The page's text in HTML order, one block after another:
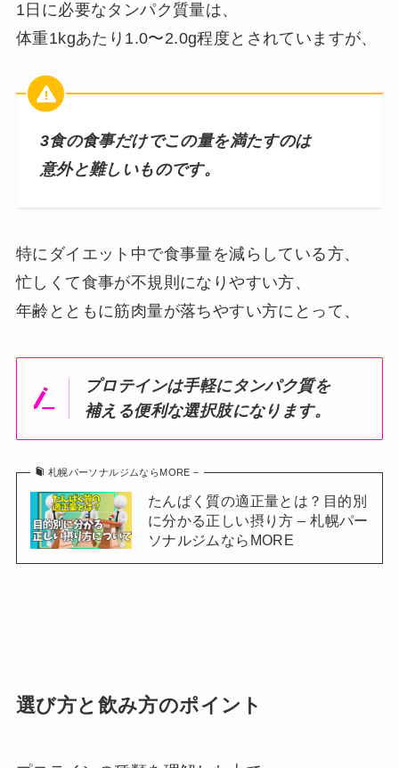
1日に必要なタンパク質量は、
体重1kgあたり1.0〜2.0g程度とされていますが、
3食の食事だけでこの量を満たすのは
意外と難しいものです。
特にダイエット中で食事量を減らしている方、
忙しくて食事が不規則になりやすい方、
年齢とともに筋肉量が落ちやすい方にとって、
プロテインは手軽にタンパク質を
補える便利な選択肢になります。
札幌パーソナルジムならMORE –
たんぱく質の適正量とは？目的別
に分かる正しい摂り方 – 札幌パー
ソナルジムならMORE
選び方と飲み方のポイント